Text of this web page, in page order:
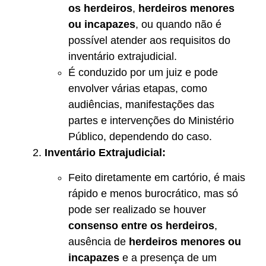
os herdeiros, herdeiros menores
ou incapazes, ou quando não é
possível atender aos requisitos do
inventário extrajudicial.
É conduzido por um juiz e pode
envolver várias etapas, como
audiências, manifestações das
partes e intervenções do Ministério
Público, dependendo do caso.
Inventário Extrajudicial:
Feito diretamente em cartório, é mais
rápido e menos burocrático, mas só
pode ser realizado se houver
consenso entre os herdeiros,
ausência de herdeiros menores ou
incapazes e a presença de um